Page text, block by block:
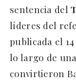
sentencia del
líderes del
publicada el
lo largo de
convirtieron